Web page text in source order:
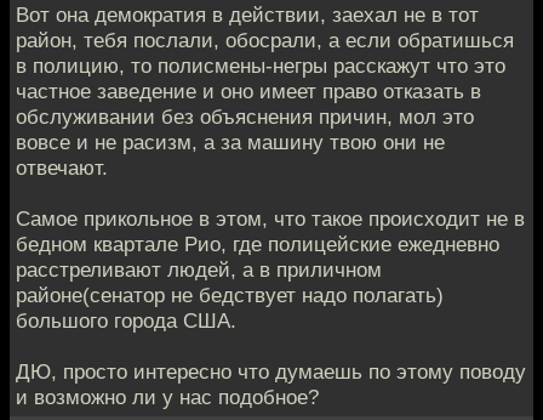
Вот она демократия в действии, заехал не в тот
район, тебя послали, обосрали, а если обратишься
в полицию, то полисмены-негры расскажут что это
частное заведение и оно имеет право отказать в
обслуживании без объяснения причин, мол это
вовсе и не расизм, а за машину твою они не
отвечают.
Самое прикольное в этом, что такое происходит не в
бедном квартале Рио, где полицейские ежедневно
расстреливают людей, а в приличном
районе(сенатор не бедствует надо полагать)
большого города США.
ДЮ, просто интересно что думаешь по этому поводу
и возможно ли у нас подобное?